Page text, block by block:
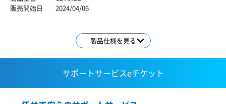
販売開始日
2024/04/06
製品仕様を見る
サポートサービスeチケット